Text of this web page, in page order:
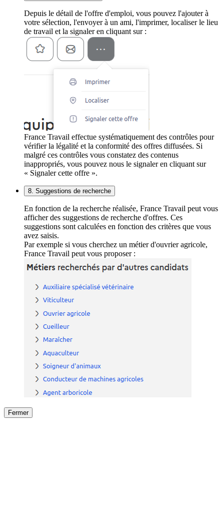
Depuis le détail de l'offre d'emploi, vous pouvez l'ajouter à
votre sélection, l'envoyer à un ami, l'imprimer, localiser le lieu
de travail et la signaler en cliquant sur :
France Travail effectue systématiquement des contrôles pour
vérifier la légalité et la conformité des offres diffusées. Si
malgré ces contrôles vous constatez des contenus
inappropriés, vous pouvez nous le signaler en cliquant sur
« Signaler cette offre ».
8. Suggestions de recherche
En fonction de la recherche réalisée, France Travail peut vous
afficher des suggestions de recherche d'offres. Ces
suggestions sont calculées en fonction des critères que vous
avez saisis.
Par exemple si vous cherchez un métier d'ouvrier agricole,
France Travail peut vous proposer :
Fermer